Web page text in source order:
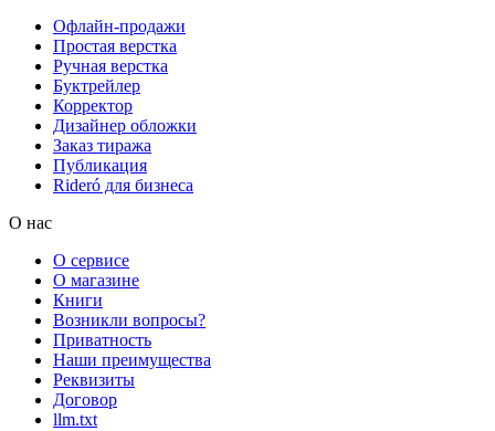
Офлайн-продажи
Простая верстка
Ручная верстка
Буктрейлер
Корректор
Дизайнер обложки
Заказ тиража
Публикация
Rideró для бизнеса
О нас
О сервисе
О магазине
Книги
Возникли вопросы?
Приватность
Наши преимущества
Реквизиты
Договор
llm.txt